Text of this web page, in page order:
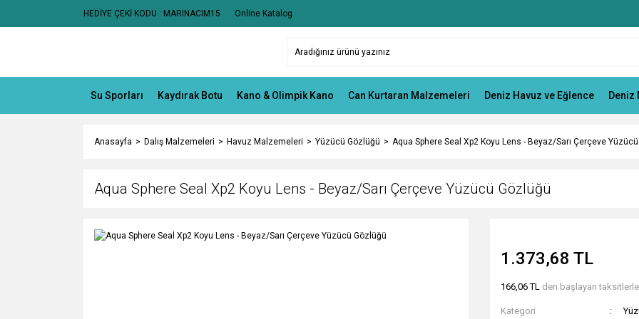
HEDİYE ÇEKİ KODU : MARINACIM15 Online Katalog
Su Sporları Kaydırak Botu Kano & Olimpik Kano Can Kurtaran Malzemeleri Deniz Havuz ve Eğlence Deniz
Anasayfa Dalış Malzemeleri Havuz Malzemeleri Yüzücü Gözlüğü Aqua Sphere Seal Xp2 Koyu Lens - Beyaz/Sarı Çerçeve
Aqua Sphere Seal Xp2 Koyu Lens - Beyaz/Sarı Çerçeve Yüzücü Gözlüğü
1.373,68 TL
166,06 TL den başlayan
Kategori